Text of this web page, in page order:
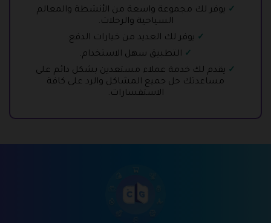
يوفر لك مجموعة واسعة من الأنشطة والمعالم
السياحية والرحلات.
يوفر لك العديد من خيارات الدفع.
التطبيق سهل الاستخدام.
يقدم لك خدمة عملاء مستعدين بشكل دائم على
مساعدتك حل جميع المشاكل والرد على كافة
الاستفسارات.